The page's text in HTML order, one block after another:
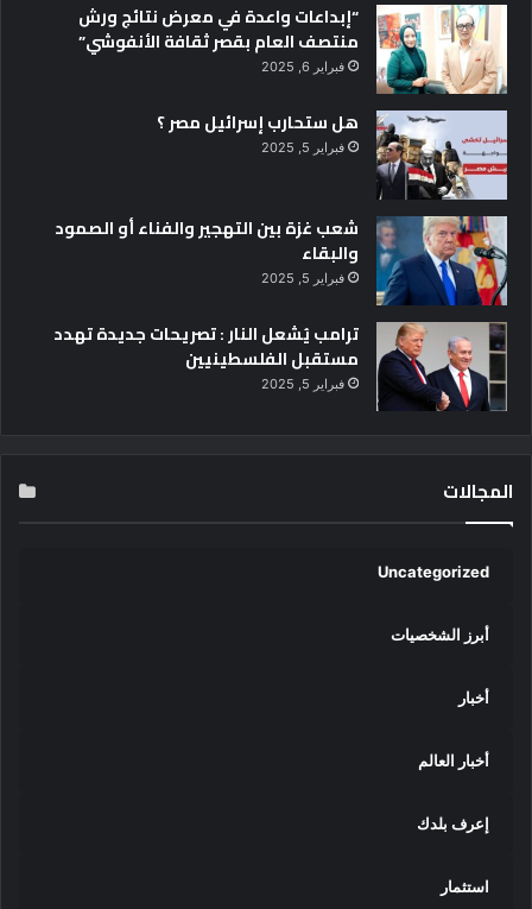
“إبداعات واعدة في معرض نتائج ورش
منتصف العام بقصر ثقافة الأنفوشي”
فبراير 6, 2025
هل ستحارب إسرائيل مصر ؟
فبراير 5, 2025
شعب غزة بين التهجير والفناء أو الصمود
والبقاء
فبراير 5, 2025
ترامب يُشعل النار : تصريحات جديدة تهدد
مستقبل الفلسطينيين
فبراير 5, 2025
المجالات
Uncategorized
أبرز الشخصيات
أخبار
أخبار العالم
إعرف بلدك
استثمار